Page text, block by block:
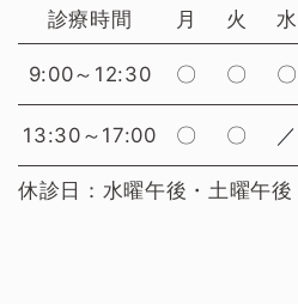
休診日：水曜午後・土曜午後
診療時間 月 火 水
9:00～12:30 〇 〇 〇
13:30～17:00 〇 〇 ／